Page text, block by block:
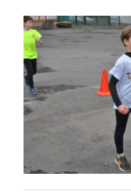
Contact